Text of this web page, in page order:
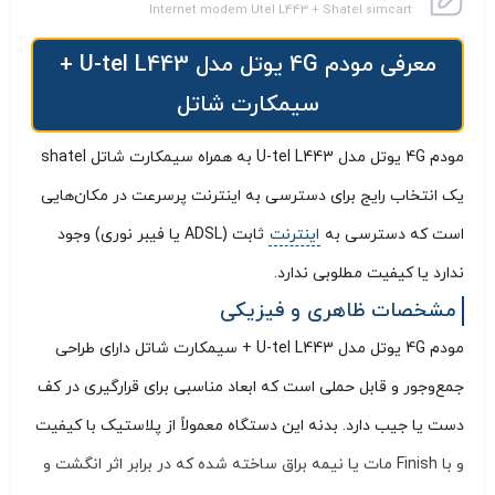
Internet modem Utel L443 + Shatel simcart
معرفی مودم 4G یوتل مدل U-tel L443 +
سیمکارت شاتل
مودم 4G یوتل مدل U-tel L443 به همراه سیمکارت شاتل shatel
یک انتخاب رایج برای دسترسی به اینترنت پرسرعت در مکان‌هایی
است که دسترسی به اینترنت
ثابت (ADSL یا فیبر نوری) وجود
ندارد یا کیفیت مطلوبی ندارد.
مشخصات ظاهری و فیزیکی
مودم 4G یوتل مدل U-tel L443 + سیمکارت شاتل دارای طراحی
جمع‌وجور و قابل حملی است که ابعاد مناسبی برای قرارگیری در کف
دست یا جیب دارد. بدنه این دستگاه معمولاً از پلاستیک با کیفیت
و با Finish مات یا نیمه براق ساخته شده که در برابر اثر انگشت و